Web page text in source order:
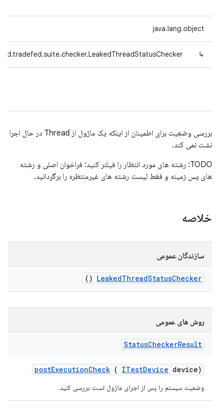
java.lang.object
↳
بررسی وضعیت برای اطمینان از اینکه یک ماژول از Thread در حال اجرا
نشت نمی کند.
TODO: رشته های مورد انتظار را فیلتر کنید: فراخوان اصلی و رشته
های پس زمینه و فقط لیست رشته های غیرمنتظره را برگردانید.
خلاصه
سازندگان عمومی
LeakedThreadStatusChecker
()
روش های عمومی
StatusCheckerResult
postExecutionCheck ( ITestDevice device)
وضعیت سیستم را پس از اجرای ماژول تست بررسی کنید.